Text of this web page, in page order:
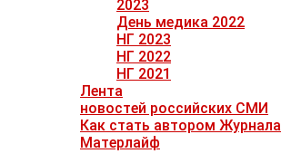
2023
День медика 2022
НГ 2023
НГ 2022
НГ 2021
Лента
новостей российских СМИ
Как стать автором Журнала
Матерлайф